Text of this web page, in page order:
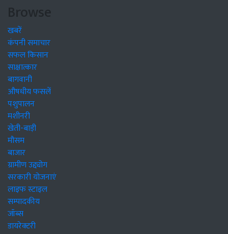
Browse
खबरें
कंपनी समाचार
सफल किसान
साक्षात्कार
बागवानी
औषधीय फसलें
पशुपालन
मशीनरी
खेती-बाड़ी
मौसम
बाजार
ग्रामीण उद्द्योग
सरकारी योजनाएं
लाइफ स्टाइल
सम्पादकीय
जॉब्स
डायरेक्टरी